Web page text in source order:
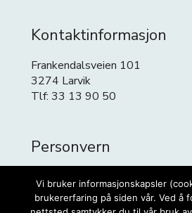
Kontaktinformasjon
Frankendalsveien 101
3274 Larvik
Tlf: 33 13 90 50
Personvern
Personvern
Cookies
Vi bruker informasjonskapsler
brukererfaring på siden vår. Ved å